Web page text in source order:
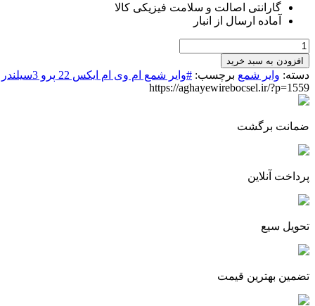
1,300,000 تومان
بود.
گارانتی اصالت و سلامت فیزیکی کالا
آماده ارسال از انبار
وایر
شمع
ایکس22
پرو
3سیلندر
افزودن به سبد خرید
دسته: وایر شمع برچسب: #وایر شمع ام وی ام ایکس 22 پرو 3سیلندر
https://aghayewirebocsel.ir/?p=1559
ضمانت برگشت
پرداخت آنلاین
تحویل سیع
تضمین بهترین قیمت